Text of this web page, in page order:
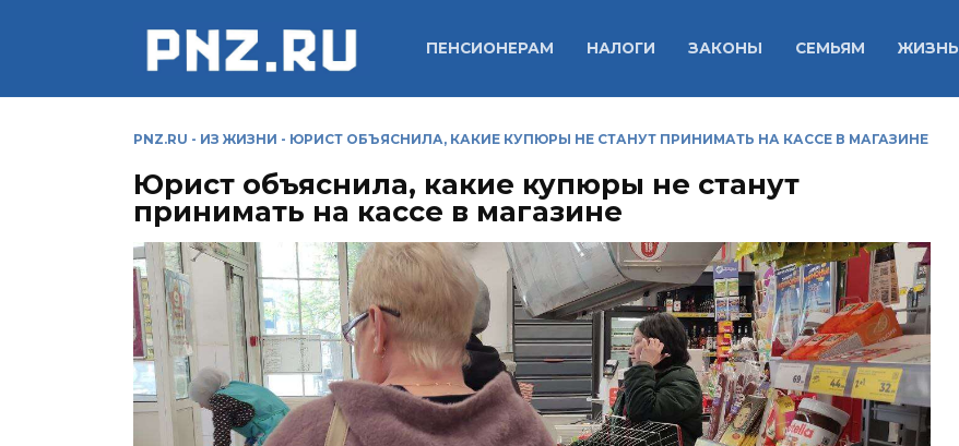
ПЕНСИОНЕРАМ НАЛОГИ ЗАКОНЫ СЕМЬЯМ ЖИЗНЬ
PNZ.RU - ИЗ ЖИЗНИ - ЮРИСТ ОБЪЯСНИЛА, КАКИЕ КУПЮРЫ НЕ СТАНУТ ПРИНИМАТЬ НА КАССЕ В МАГАЗИНЕ
Юрист объяснила, какие купюры не станут
принимать на кассе в магазине